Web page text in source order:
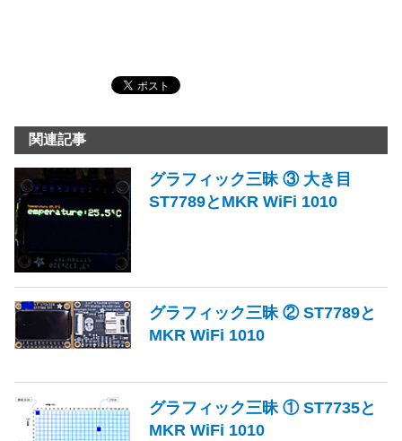
関連記事
グラフィック三昧 ③ 大き目
ST7789とMKR WiFi 1010
グラフィック三昧 ② ST7789と
MKR WiFi 1010
グラフィック三昧 ① ST7735と
MKR WiFi 1010